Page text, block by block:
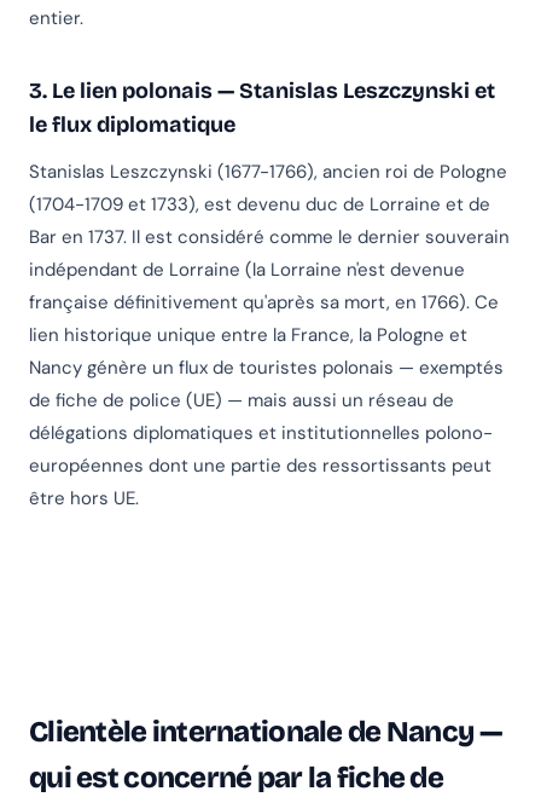
entier.
3. Le lien polonais — Stanislas Leszczynski et
le flux diplomatique
Stanislas Leszczynski (1677-1766), ancien roi de Pologne
(1704-1709 et 1733), est devenu duc de Lorraine et de
Bar en 1737. Il est considéré comme le dernier souverain
indépendant de Lorraine (la Lorraine n'est devenue
française définitivement qu'après sa mort, en 1766). Ce
lien historique unique entre la France, la Pologne et
Nancy génère un flux de touristes polonais — exemptés
de fiche de police (UE) — mais aussi un réseau de
délégations diplomatiques et institutionnelles polono-
européennes dont une partie des ressortissants peut
être hors UE.
Clientèle internationale de Nancy —
qui est concerné par la fiche de